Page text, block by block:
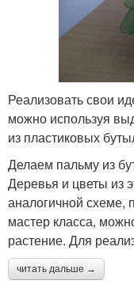
Реализовать свои
можно используя
из пластиковых
Делаем пальму из
Деревья и цветы из
аналогичной схеме,
мастер класса,
растение. Для
читать дальше →